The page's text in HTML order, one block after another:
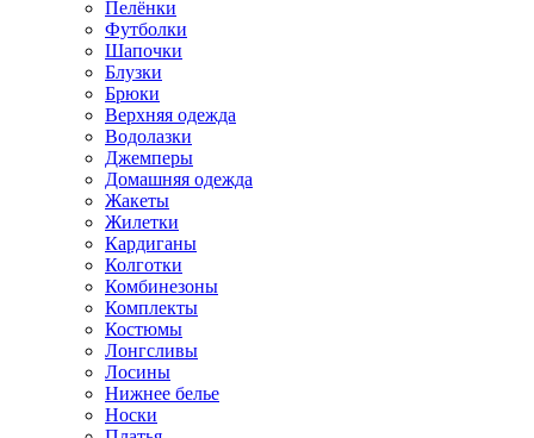
Пелёнки
Футболки
Шапочки
Блузки
Брюки
Верхняя одежда
Водолазки
Джемперы
Домашняя одежда
Жакеты
Жилетки
Кардиганы
Колготки
Комбинезоны
Комплекты
Костюмы
Лонгсливы
Лосины
Нижнее белье
Носки